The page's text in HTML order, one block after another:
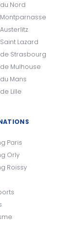
Nord
Lazard
Strasbourg
Mulhouse
Mans
Lille
Paris
Orly
Roissy